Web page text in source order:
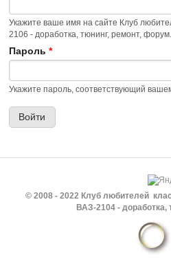
Укажите ваше имя на сайте Клуб
2106 - доработка, тюнинг, ремонт, форум..
Пароль *
Укажите пароль, соответствующий
© 2008 - 2022 Клуб любителей
ВАЗ-2104 - доработка,